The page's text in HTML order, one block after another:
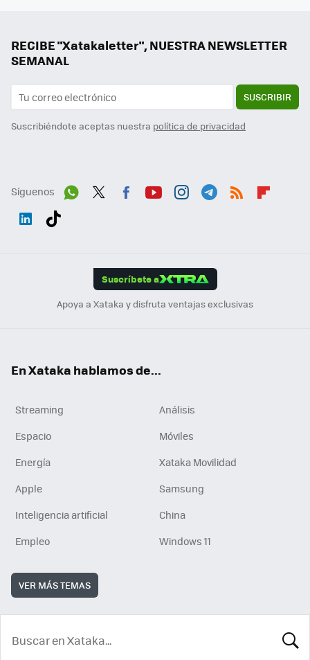
RECIBE "Xatakaletter", NUESTRA NEWSLETTER
SEMANAL
SUSCRIBIR
Suscribiéndote aceptas nuestra política de privacidad
Síguenos
Suscríbete a
Apoya a Xataka y disfruta ventajas exclusivas
En Xataka hablamos de...
Streaming
Análisis
Espacio
Móviles
Energía
Xataka Movilidad
Apple
Samsung
Inteligencia artificial
China
Empleo
Windows 11
VER MÁS TEMAS